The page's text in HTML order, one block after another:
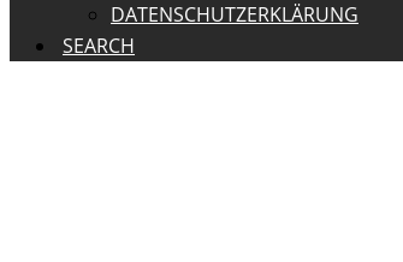
DATENSCHUTZERKLÄRUNG
SEARCH